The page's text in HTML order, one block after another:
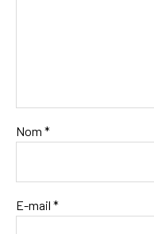
Nom *
E-mail *